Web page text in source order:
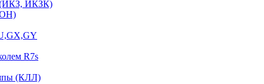
(ИКЗ, ИКЗК)
R7s
(КЛЛ)